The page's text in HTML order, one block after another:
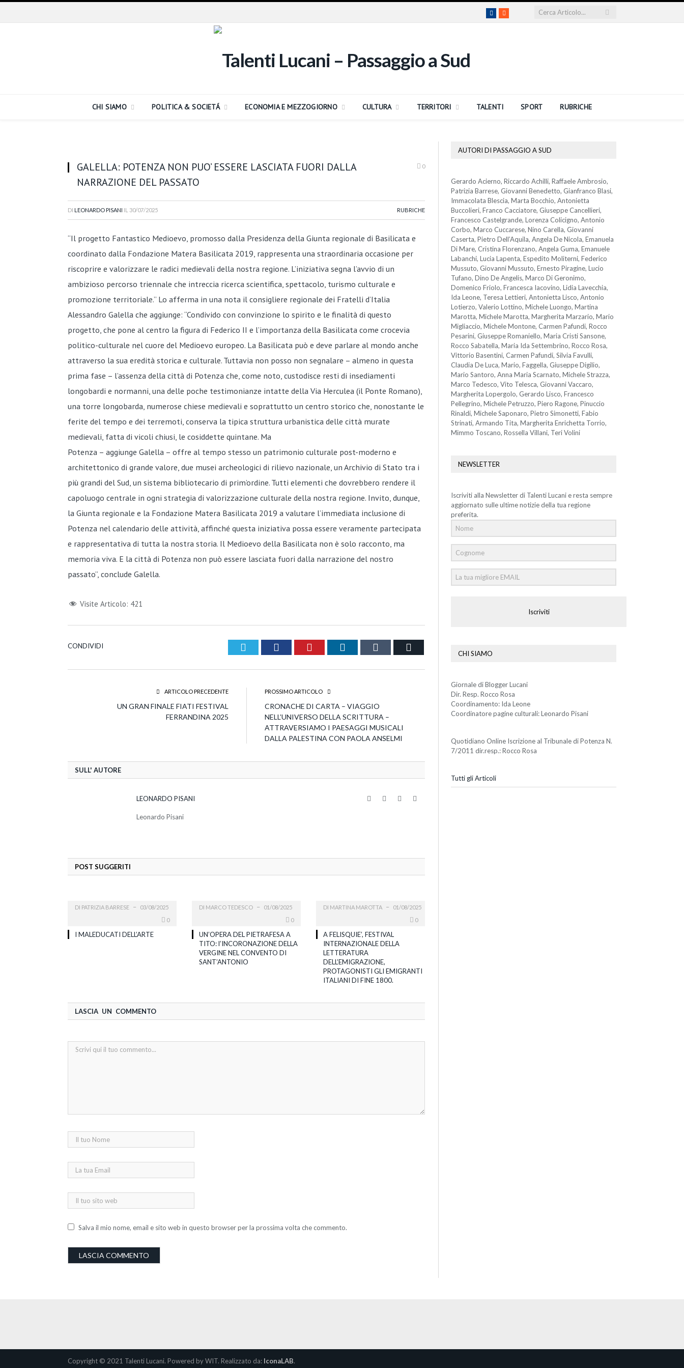
Facebook
RSS
CHI SIAMO POLITICA & SOCIETÁ ECONOMIA E MEZZOGIORNO CULTURA TERRITORI TALENTI SPORT RUBRICHE
GALELLA: POTENZA NON PUO’ ESSERE LASCIATA FUORI DALLA
NARRAZIONE DEL PASSATO
0
DI LEONARDO PISANI IL 30/07/2025 RUBRICHE
“Il progetto Fantastico Medioevo, promosso dalla Presidenza della Giunta regionale di Basilicata e
coordinato dalla Fondazione Matera Basilicata 2019, rappresenta una straordinaria occasione per
riscoprire e valorizzare le radici medievali della nostra regione. L’iniziativa segna l’avvio di un
ambizioso percorso triennale che intreccia ricerca scientifica, spettacolo, turismo culturale e
promozione territoriale.” Lo afferma in una nota il consigliere regionale dei Fratelli d’Italia
Alessandro Galella che aggiunge: “Condivido con convinzione lo spirito e le finalità di questo
progetto, che pone al centro la figura di Federico II e l’importanza della Basilicata come crocevia
politico-culturale nel cuore del Medioevo europeo. La Basilicata può e deve parlare al mondo anche
attraverso la sua eredità storica e culturale. Tuttavia non posso non segnalare – almeno in questa
prima fase – l’assenza della città di Potenza che, come noto, custodisce resti di insediamenti
longobardi e normanni, una delle poche testimonianze intatte della Via Herculea (il Ponte Romano),
una torre longobarda, numerose chiese medievali e soprattutto un centro storico che, nonostante le
ferite del tempo e dei terremoti, conserva la tipica struttura urbanistica delle città murate
medievali, fatta di vicoli chiusi, le cosiddette quintane. Ma
Potenza – aggiunge Galella – offre al tempo stesso un patrimonio culturale post-moderno e
architettonico di grande valore, due musei archeologici di rilievo nazionale, un Archivio di Stato tra i
più grandi del Sud, un sistema bibliotecario di prim’ordine. Tutti elementi che dovrebbero rendere il
capoluogo centrale in ogni strategia di valorizzazione culturale della nostra regione. Invito, dunque,
la Giunta regionale e la Fondazione Matera Basilicata 2019 a valutare l’immediata inclusione di
Potenza nel calendario delle attività, affinché questa iniziativa possa essere veramente partecipata
e rappresentativa di tutta la nostra storia. Il Medioevo della Basilicata non è solo racconto, ma
memoria viva. E la città di Potenza non può essere lasciata fuori dalla narrazione del nostro
passato”, conclude Galella.
Visite Articolo: 421
CONDIVIDI Twitter Facebook Pinterest LinkedIn Tumblr
ARTICOLO PRECEDENTE
UN GRAN FINALE FIATI FESTIVAL
FERRANDINA 2025
PROSSIMO ARTICOLO
CRONACHE DI CARTA – VIAGGIO
NELL’UNIVERSO DELLA SCRITTURA –
ATTRAVERSIAMO I PAESAGGI MUSICALI
DALLA PALESTINA CON PAOLA ANSELMI
SULL' AUTORE
LEONARDO PISANI WebsiteFacebookTwitter
Leonardo Pisani
POST SUGGERITI
DI PATRIZIA BARRESE
03/08/2025
0
I MALEDUCATI DELL’ARTE
DI MARCO TEDESCO
01/08/2025
0
UN’OPERA DEL PIETRAFESA A
TITO: l’INCORONAZIONE DELLA
VERGINE NEL CONVENTO DI
SANT’ANTONIO
DI MARTINA MAROTTA
01/08/2025
0
A FELISQUIE’, FESTIVAL
INTERNAZIONALE DELLA
LETTERATURA
DELL’EMIGRAZIONE,
PROTAGONISTI GLI EMIGRANTI
ITALIANI DI FINE 1800.
LASCIA UN COMMENTO
Salva il mio nome, email e sito web in questo browser per la prossima volta che commento.
AUTORI DI PASSAGGIO A SUD
Gerardo Acierno, Riccardo Achilli, Raffaele Ambrosio,
Patrizia Barrese, Giovanni Benedetto, Gianfranco Blasi,
Immacolata Blescia, Marta Bocchio, Antonietta
Buccolieri, Franco Cacciatore, Giuseppe Cancellieri,
Francesco Castelgrande, Lorenza Colicigno, Antonio
Corbo, Marco Cuccarese, Nino Carella, Giovanni
Caserta, Pietro Dell’Aquila, Angela De Nicola, Emanuela
Di Mare, Cristina Florenzano, Angela Guma, Emanuele
Labanchi, Lucia Lapenta, Espedito Moliterni, Federico
Mussuto, Giovanni Mussuto, Ernesto Piragine, Lucio
Tufano, Dino De Angelis, Marco Di Geronimo,
Domenico Friolo, Francesca Iacovino, Lidia Lavecchia,
Ida Leone, Teresa Lettieri, Antonietta Lisco, Antonio
Lotierzo, Valerio Lottino, Michele Luongo, Martina
Marotta, Michele Marotta, Margherita Marzario, Mario
Migliaccio, Michele Montone, Carmen Pafundi, Rocco
Pesarini, Giuseppe Romaniello, Maria Cristi Sansone,
Rocco Sabatella, Maria Ida Settembrino, Rocco Rosa,
Vittorio Basentini, Carmen Pafundi, Silvia Favulli,
Claudia De Luca, Mario, Faggella, Giuseppe Digilio,
Mario Santoro, Anna Maria Scarnato, Michele Strazza,
Marco Tedesco, Vito Telesca, Giovanni Vaccaro,
Margherita Lopergolo, Gerardo Lisco, Francesco
Pellegrino, Michele Petruzzo, Piero Ragone, Pinuccio
Rinaldi, Michele Saponaro, Pietro Simonetti, Fabio
Strinati, Armando Tita, Margherita Enrichetta Torrio,
Mimmo Toscano, Rossella Villani, Teri Volini
NEWSLETTER
Iscriviti alla Newsletter di Talenti Lucani e resta sempre
aggiornato sulle ultime notizie della tua regione
preferita.
Iscriviti
CHI SIAMO
Giornale di Blogger Lucani
Dir. Resp. Rocco Rosa
Coordinamento: Ida Leone
Coordinatore pagine culturali: Leonardo Pisani
Quotidiano Online Iscrizione al Tribunale di Potenza N.
7/2011 dir.resp.: Rocco Rosa
Tutti gli Articoli
Copyright © 2021 Talenti Lucani. Powered by WIT. Realizzato da: IconaLAB.